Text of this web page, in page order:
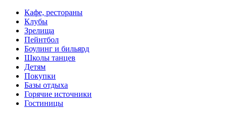
Кафе, рестораны
Клубы
Зрелища
Пейнтбол
Боулинг и бильярд
Школы танцев
Детям
Покупки
Базы отдыха
Горячие источники
Гостиницы